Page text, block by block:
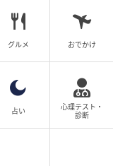
グルメ おでかけ
占い
心理テスト・
診断